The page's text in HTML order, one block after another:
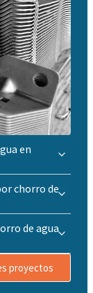
en
chorro de
de agua
proyectos